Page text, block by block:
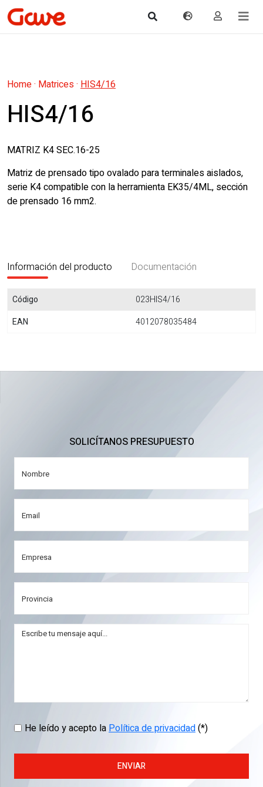
Home· Matrices· HIS4/16
HIS4/16
MATRIZ K4 SEC.16-25
Matriz de prensado tipo ovalado para terminales aislados,
serie K4 compatible con la herramienta EK35/4ML, sección
de prensado 16 mm2.
Información del producto Documentación
Código
023HIS4/16
EAN
4012078035484
SOLICÍTANOS PRESUPUESTO
He leído y acepto laPolítica de privacidad(*)
ENVIAR